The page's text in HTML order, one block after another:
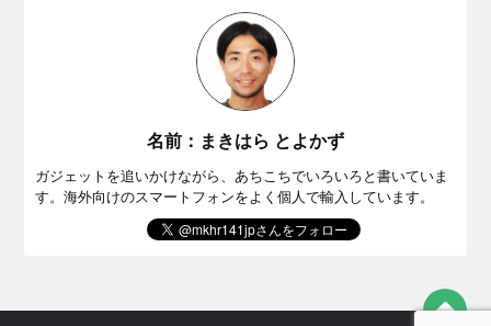
名前：まきはら とよかず
ガジェットを追いかけながら、あちこちでいろいろと書いていま
す。海外向けのスマートフォンをよく個人で輸入しています。